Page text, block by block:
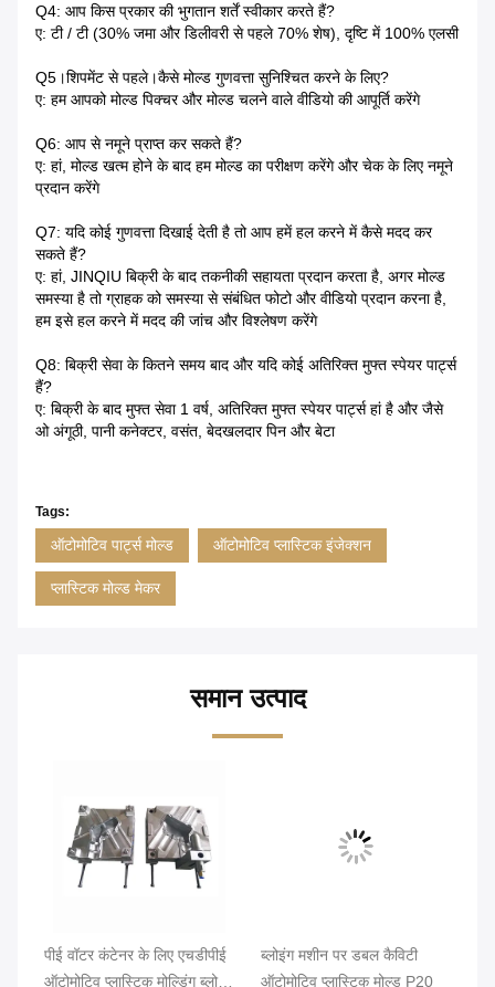
Q4: आप किस प्रकार की भुगतान शर्तें स्वीकार करते हैं?
ए: टी / टी (30% जमा और डिलीवरी से पहले 70% शेष), दृष्टि में 100% एलसी
Q5।शिपमेंट से पहले।कैसे मोल्ड गुणवत्ता सुनिश्चित करने के लिए?
ए: हम आपको मोल्ड पिक्चर और मोल्ड चलने वाले वीडियो की आपूर्ति करेंगे
Q6: आप से नमूने प्राप्त कर सकते हैं?
ए: हां, मोल्ड खत्म होने के बाद हम मोल्ड का परीक्षण करेंगे और चेक के लिए नमूने
प्रदान करेंगे
Q7: यदि कोई गुणवत्ता दिखाई देती है तो आप हमें हल करने में कैसे मदद कर
सकते हैं?
ए: हां, JINQIU बिक्री के बाद तकनीकी सहायता प्रदान करता है, अगर मोल्ड
समस्या है तो ग्राहक को समस्या से संबंधित फोटो और वीडियो प्रदान करना है,
हम इसे हल करने में मदद की जांच और विश्लेषण करेंगे
Q8: बिक्री सेवा के कितने समय बाद और यदि कोई अतिरिक्त मुफ्त स्पेयर पार्ट्स
हैं?
ए: बिक्री के बाद मुफ्त सेवा 1 वर्ष, अतिरिक्त मुफ्त स्पेयर पार्ट्स हां है और जैसे
ओ अंगूठी, पानी कनेक्टर, वसंत, बेदखलदार पिन और बेटा
Tags:
ऑटोमोटिव पार्ट्स मोल्ड ऑटोमोटिव प्लास्टिक इंजेक्शन
प्लास्टिक मोल्ड मेकर
समान उत्पाद
पीई वॉटर कंटेनर के लिए एचडीपीई
ऑटोमोटिव प्लास्टिक मोल्डिंग ब्लोइंग
ब्लोइंग मशीन पर डबल कैविटी
ऑटोमोटिव प्लास्टिक मोल्ड P20